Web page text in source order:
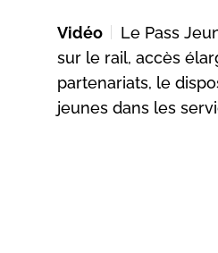
Vidéo
Le Pass
sur le rail, accès
partenariats, le
jeunes dans les